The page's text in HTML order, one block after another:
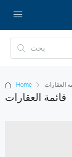
Home العقارات
قائمة العقارات